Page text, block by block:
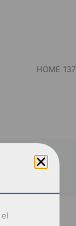
HOME 137